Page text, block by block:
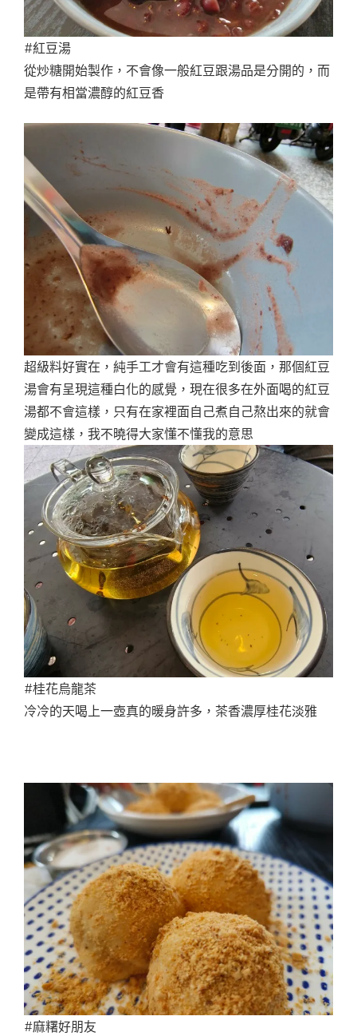
#紅豆湯
從炒糖開始製作，不會像一般紅豆跟湯品是分開的，而
是帶有相當濃醇的紅豆香
超級料好實在，純手工才會有這種吃到後面，那個紅豆
湯會有呈現這種白化的感覺，現在很多在外面喝的紅豆
湯都不會這樣，只有在家裡面自己煮自己熬出來的就會
變成這樣，我不曉得大家懂不懂我的意思
#桂花烏龍茶
冷冷的天喝上一壺真的暖身許多，茶香濃厚桂花淡雅
#麻糬好朋友